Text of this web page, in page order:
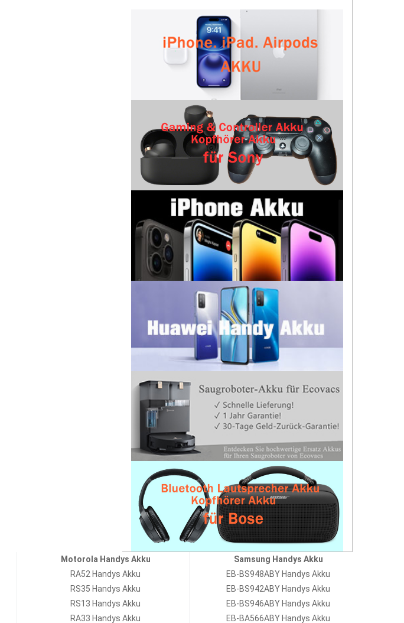
Motorola Handys Akku
RA52 Handys Akku
RS35 Handys Akku
RS13 Handys Akku
RA33 Handys Akku
Samsung Handys Akku
EB-BS948ABY Handys Akku
EB-BS942ABY Handys Akku
EB-BS946ABY Handys Akku
EB-BA566ABY Handys Akku